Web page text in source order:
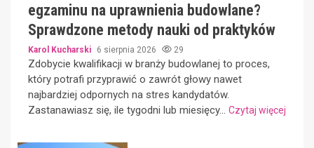
egzaminu na uprawnienia budowlane?
Sprawdzone metody nauki od praktyków
Karol Kucharski 6 sierpnia 2026 29
Zdobycie kwalifikacji w branży budowlanej to proces,
który potrafi przyprawić o zawrót głowy nawet
najbardziej odpornych na stres kandydatów.
Zastanawiasz się, ile tygodni lub miesięcy... Czytaj więcej